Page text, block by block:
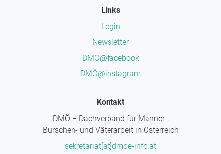
Links
Login
Newsletter
DMÖ@facebook
DMÖ@instagram
Kontakt
DMÖ – Dachverband für Männer-,
Burschen- und Väterarbeit in Österreich
sekretariat[at]dmoe-info.at